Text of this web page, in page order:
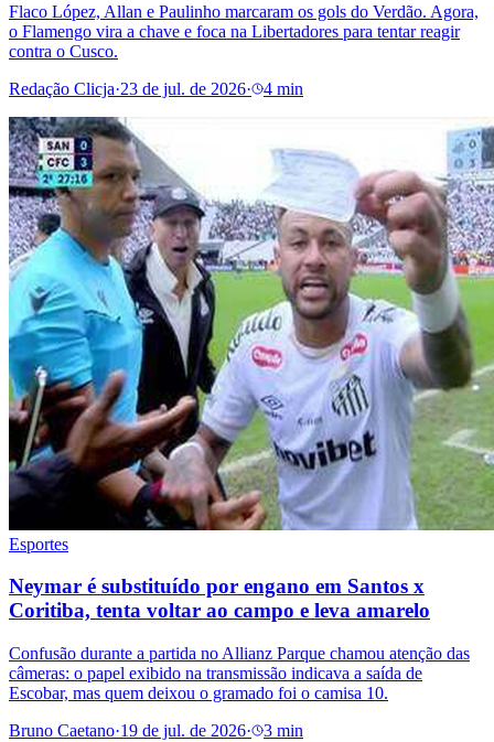
Flaco López, Allan e Paulinho marcaram os gols do Verdão. Agora,
o Flamengo vira a chave e foca na Libertadores para tentar reagir
contra o Cusco.
Redação Clicja·23 de jul. de 2026· 4 min
Esportes
Neymar é substituído por engano em Santos x
Coritiba, tenta voltar ao campo e leva amarelo
Confusão durante a partida no Allianz Parque chamou atenção das
câmeras: o papel exibido na transmissão indicava a saída de
Escobar, mas quem deixou o gramado foi o camisa 10.
Bruno Caetano·19 de jul. de 2026· 3 min